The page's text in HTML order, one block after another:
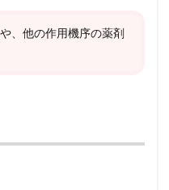
、他の作用機序の薬剤